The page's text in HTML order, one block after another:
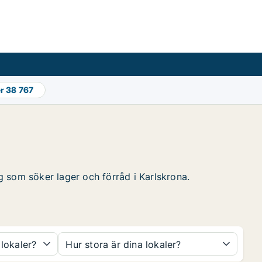
38 767
söker lager och förråd i Karlskrona.
Hur stora är dina lokaler?